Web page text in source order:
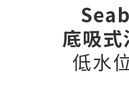
底吸
低水